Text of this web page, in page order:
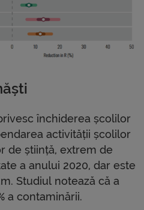
închiderea școlilor
activității școlilor
de știință, extrem de
a anului 2020, dar este
Studiul notează că a
a contaminării.